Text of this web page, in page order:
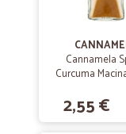
Cannamela
Curcuma
2,55 €